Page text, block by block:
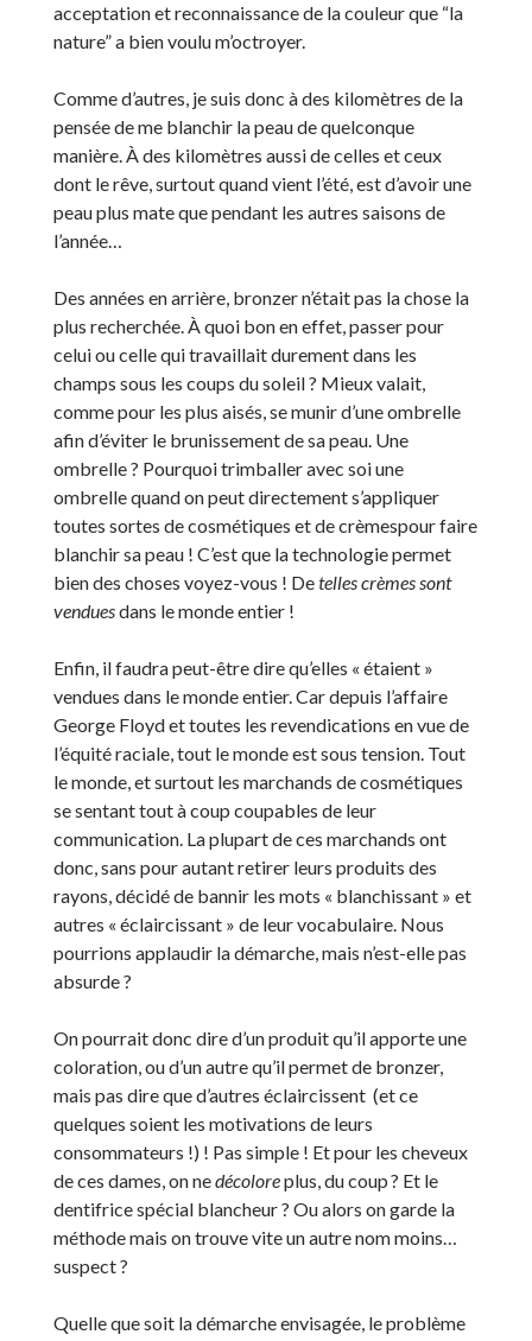
acceptation et reconnaissance de la couleur que “la
nature” a bien voulu m’octroyer.
Comme d’autres, je suis donc à des kilomètres de la
pensée de me blanchir la peau de quelconque
manière. À des kilomètres aussi de celles et ceux
dont le rêve, surtout quand vient l’été, est d’avoir une
peau plus mate que pendant les autres saisons de
l’année…
Des années en arrière, bronzer n’était pas la chose la
plus recherchée. À quoi bon en effet, passer pour
celui ou celle qui travaillait durement dans les
champs sous les coups du soleil ? Mieux valait,
comme pour les plus aisés, se munir d’une ombrelle
afin d’éviter le brunissement de sa peau. Une
ombrelle ? Pourquoi trimballer avec soi une
ombrelle quand on peut directement s’appliquer
toutes sortes de cosmétiques et de crèmespour faire
blanchir sa peau ! C’est que la technologie permet
bien des choses voyez-vous ! Detelles crèmes sont
venduesdans le monde entier !
Enfin, il faudra peut-être dire qu’elles « étaient »
vendues dans le monde entier. Car depuis l’affaire
George Floyd et toutes les revendications en vue de
l’équité raciale, tout le monde est sous tension. Tout
le monde, et surtout les marchands de cosmétiques
se sentant tout à coup coupables de leur
communication. La plupart de ces marchands ont
donc, sans pour autant retirer leurs produits des
rayons, décidé de bannir les mots « blanchissant » et
autres « éclaircissant » de leur vocabulaire. Nous
pourrions applaudir la démarche, mais n’est-elle pas
absurde ?
On pourrait donc dire d’un produit qu’il apporte une
coloration, ou d’un autre qu’il permet de bronzer,
mais pas dire que d’autres éclaircissent (et ce
quelques soient les motivations de leurs
consommateurs !) ! Pas simple ! Et pour les cheveux
de ces dames, on nedécoloreplus, du coup ? Et le
dentifrice spécial blancheur ? Ou alors on garde la
méthode mais on trouve vite un autre nom moins…
suspect ?
Quelle que soit la démarche envisagée, le problème